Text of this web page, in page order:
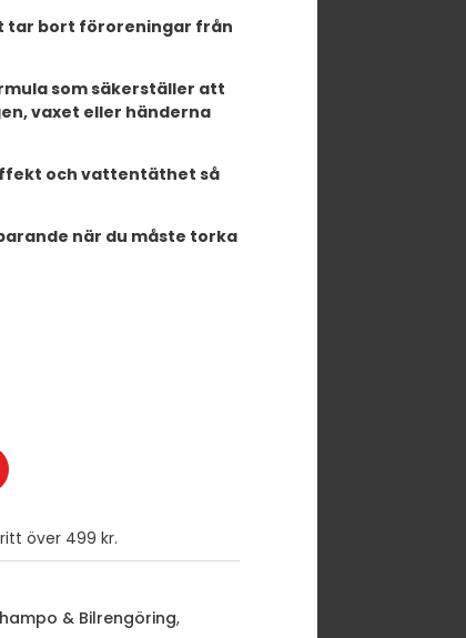
tar bort föroreningar från
som säkerställer att
vaxet eller händerna
och vattentäthet så
när du måste torka
över 499 kr.
& Bilrengöring,